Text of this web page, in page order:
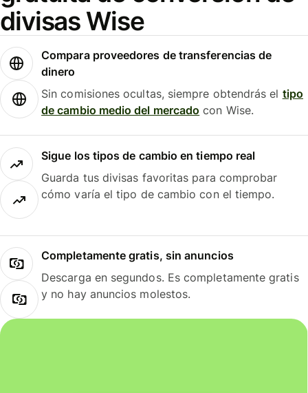
divisas Wise
Compara proveedores de transferencias de
dinero
Sin comisiones ocultas, siempre obtendrás el tipo
de cambio medio del mercado con Wise.
Sigue los tipos de cambio en tiempo real
Guarda tus divisas favoritas para comprobar
cómo varía el tipo de cambio con el tiempo.
Completamente gratis, sin anuncios
Descarga en segundos. Es completamente gratis
y no hay anuncios molestos.